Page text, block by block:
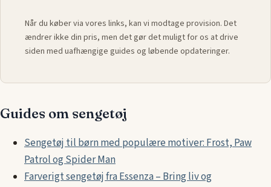
Når du køber via vores links, kan vi modtage provision. Det
ændrer ikke din pris, men det gør det muligt for os at drive
siden med uafhængige guides og løbende opdateringer.
Guides om sengetøj
Sengetøj til børn med populære motiver: Frost, Paw
Patrol og Spider Man
Farverigt sengetøj fra Essenza – Bring liv og